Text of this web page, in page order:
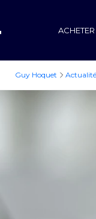
ACHETER
Guy Hoquet